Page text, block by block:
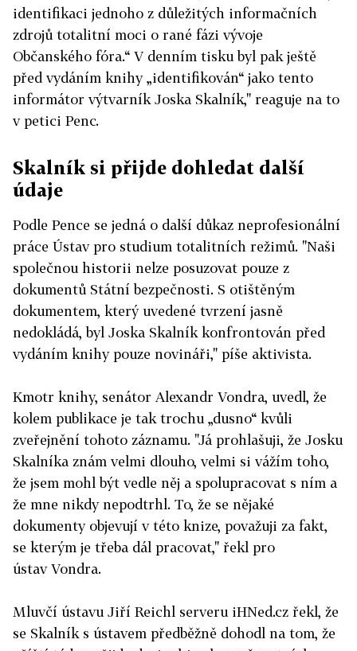
Ústav pro studium totalitních režimů. Naši
společnou historii nelze posuzovat pouze z
dokumentů Státní bezpečnosti. S otištěným
dokumentem, který uvedené tvrzení jasně
nedokládá, byl Joska Skalník konfrontován před
vydáním knihy pouze novináři. Ačkoliv je veřejně
Tento přístup k výkladu historie si státní instituce
nesmí dovolit. Jelikož se jedná již o několikáté
manažerské a profesní selhání ze strany Ústavu
pro studium totalitních režimů, žádáme Radu
ÚSTR, která dohlíží na jeho činnost, aby se touto
věcí zaobírala a bezodkladně odvolala současného
ředitele a vyhlásila konkurz na nového.
V Praze 17. listopadu 2009
První den podepsalo tuto petici několik desítek
občanů, mezi nimi například Vladimír Hanzel,
redaktor; Petr Oslzlý, divadelník; Václav Havel,
dramatik a bývalý prezident ČR; Břetislav Rychlík,
režisér; John Bok, občanský aktivista; Petr Koura,
historik; Ondřej Liška, poslanec; Michal Ambrož,
hudebník; Jana Netopilová, novinářka; Miloš
Müller, dokumentarista; Lenka Procházková,
spisovatelka; Rudolf Zeman, novinář; Václav
Černý, výtvarník; Marek Brodský, herec; Petr
Blažek, historik; Jana Zoubková, překladatelka;
identifikaci jednoho z důležitých informačních
zdrojů totalitní moci o rané fázi vývoje
Občanského fóra.“ V denním tisku byl pak ještě
před vydáním knihy „identifikován“ jako tento
informátor výtvarník Joska Skalník," reaguje na to
v petici Penc.
Skalník si přijde dohledat další
údaje
Podle Pence se jedná o další důkaz neprofesionální
práce Ústav pro studium totalitních režimů. "Naši
společnou historii nelze posuzovat pouze z
dokumentů Státní bezpečnosti. S otištěným
dokumentem, který uvedené tvrzení jasně
nedokládá, byl Joska Skalník konfrontován před
vydáním knihy pouze novináři," píše aktivista.
Kmotr knihy, senátor Alexandr Vondra, uvedl, že
kolem publikace je tak trochu „dusno“ kvůli
zveřejnění tohoto záznamu. "Já prohlašuji, že Josku
Skalníka znám velmi dlouho, velmi si vážím toho,
že jsem mohl být vedle něj a spolupracovat s ním a
že mne nikdy nepodtrhl. To, že se nějaké
dokumenty objevují v této knize, považuji za fakt,
se kterým je třeba dál pracovat," řekl pro
ústav Vondra.
Mluvčí ústavu Jiří Reichl serveru iHNed.cz řekl, že
se Skalník s ústavem předběžně dohodl na tom, že